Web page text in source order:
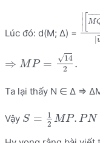
Lúc đó: d(M; Δ) =
∣
∣
∣ [M
−−
⇒ M P = 14
√
2
.
Ta lại thấy N ∈ Δ =>
Vậy S =
1
2 MP. PN